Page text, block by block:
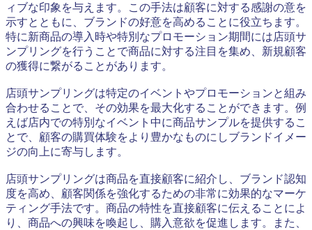
ィブな印象を与えます。この手法は顧客に対する感謝の意を
示すとともに、ブランドの好意を高めることに役立ちます。
特に新商品の導入時や特別なプロモーション期間には店頭サ
ンプリングを行うことで商品に対する注目を集め、新規顧客
の獲得に繋がることがあります。
店頭サンプリングは特定のイベントやプロモーションと組み
合わせることで、その効果を最大化することができます。例
えば店内での特別なイベント中に商品サンプルを提供するこ
とで、顧客の購買体験をより豊かなものにしブランドイメー
ジの向上に寄与します。
店頭サンプリングは商品を直接顧客に紹介し、ブランド認知
度を高め、顧客関係を強化するための非常に効果的なマーケ
ティング手法です。商品の特性を直接顧客に伝えることによ
り、商品への興味を喚起し、購入意欲を促進します。また、